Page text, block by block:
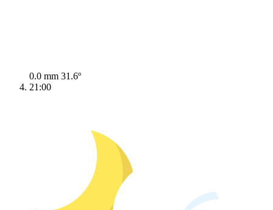
0.0 mm 31.6º
21:00